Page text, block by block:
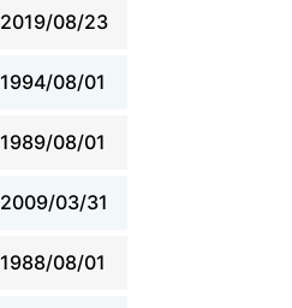
2019/08/23
1994/08/01
1989/08/01
2009/03/31
1988/08/01